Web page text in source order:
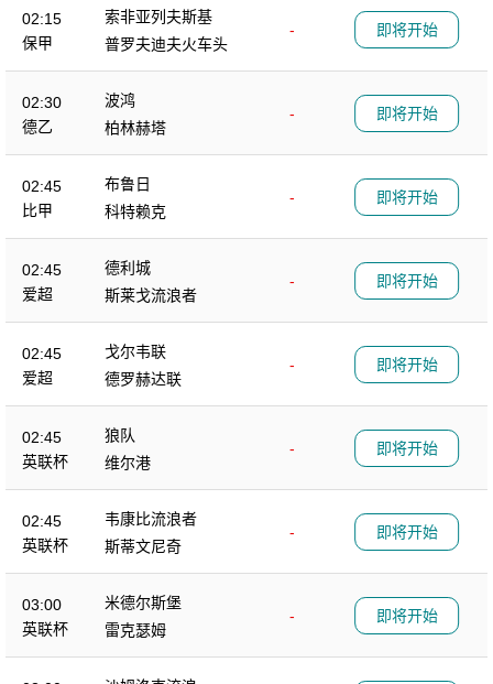
02:15
保甲
索非亚列夫斯基
-
普罗夫迪夫火车头
即将开始
02:30
德乙
波鸿
-
柏林赫塔
即将开始
02:45
比甲
布鲁日
-
科特赖克
即将开始
02:45
爱超
德利城
-
斯莱戈流浪者
即将开始
02:45
爱超
戈尔韦联
-
德罗赫达联
即将开始
02:45
英联杯
狼队
-
维尔港
即将开始
02:45
英联杯
韦康比流浪者
-
斯蒂文尼奇
即将开始
03:00
英联杯
米德尔斯堡
-
雷克瑟姆
即将开始